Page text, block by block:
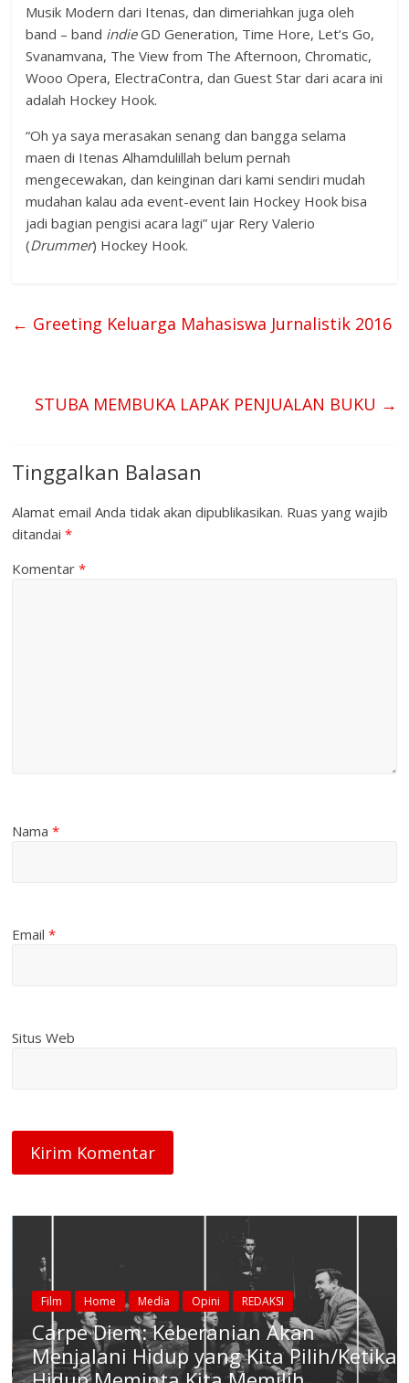
Musik Modern dari Itenas, dan dimeriahkan juga oleh
band – band indieGD Generation, Time Hore, Let’s Go,
Svanamvana, The View from The Afternoon, Chromatic,
Wooo Opera, ElectraContra, dan Guest Star dari acara ini
adalah Hockey Hook.
“Oh ya saya merasakan senang dan bangga selama
maen di Itenas Alhamdulillah belum pernah
mengecewakan, dan keinginan dari kami sendiri mudah
mudahan kalau ada event-event lain Hockey Hook bisa
jadi bagian pengisi acara lagi” ujar Rery Valerio
(Drummer) Hockey Hook.
← Greeting Keluarga Mahasiswa Jurnalistik 2016
STUBA MEMBUKA LAPAK PENJUALAN BUKU →
Tinggalkan Balasan
Alamat email Anda tidak akan dipublikasikan. Ruas yang wajib
ditandai*
Komentar*
Nama*
Email*
Situs Web
Film Home Media Opini REDAKSI
Carpe Diem: Keberanian Akan
Menjalani Hidup yang Kita Pilih/Ketika